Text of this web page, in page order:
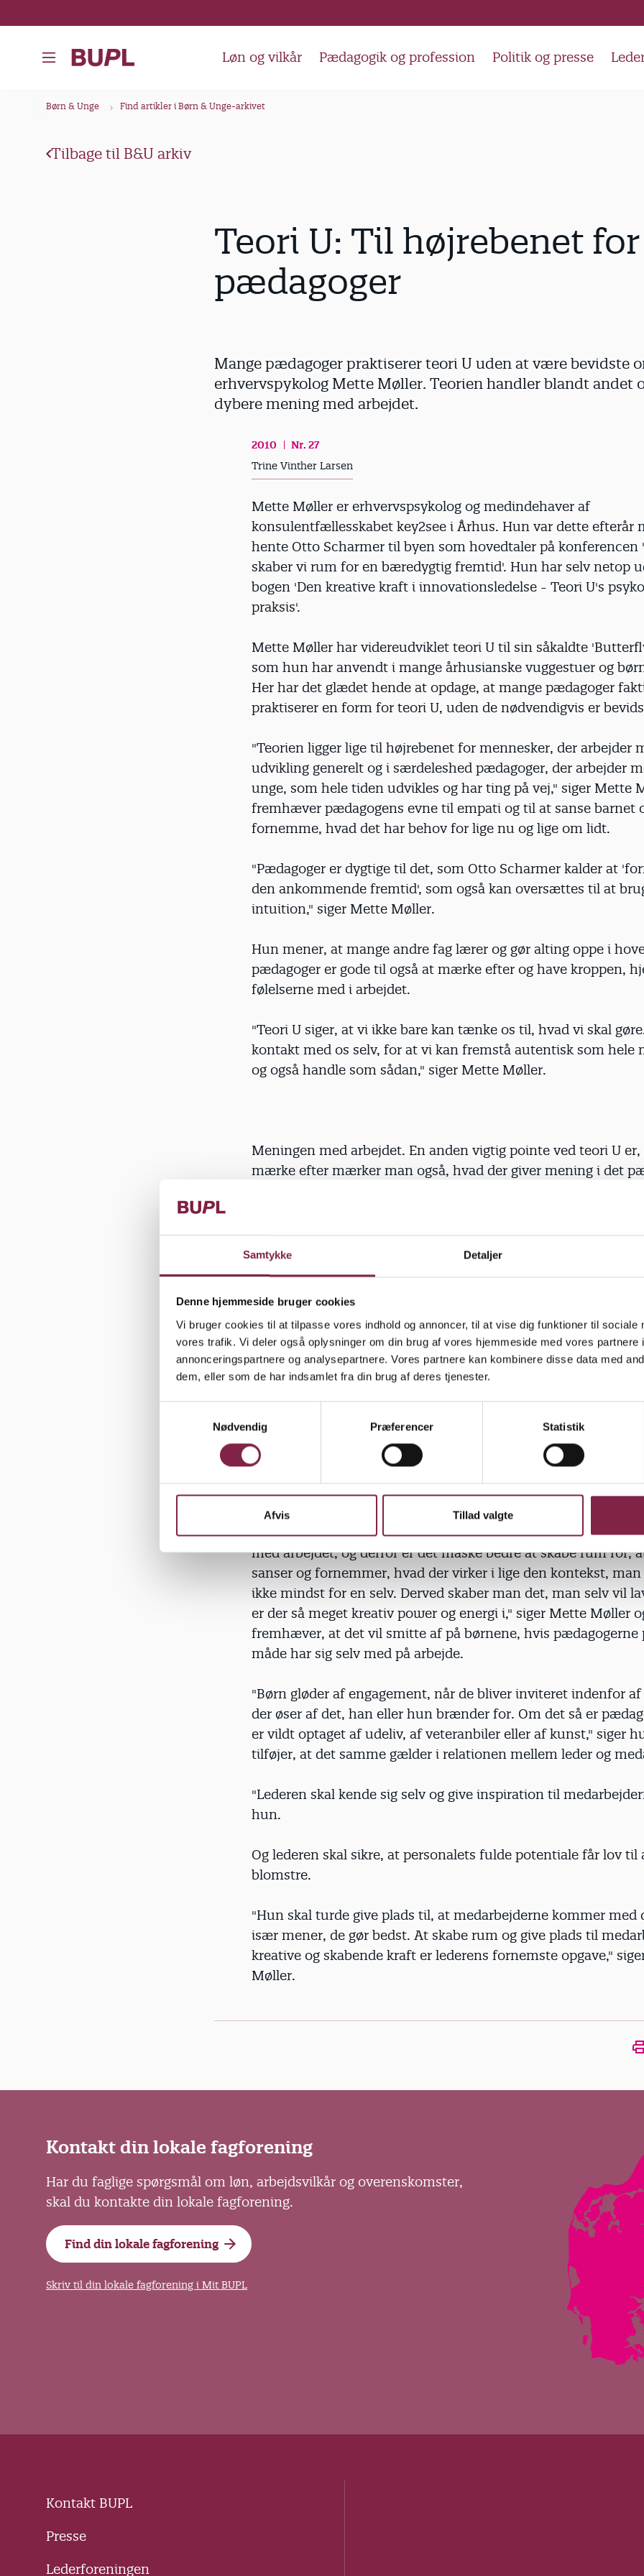
Samtykke Detaljer
Denne hjemmeside bruger cookies
Vi bruger cookies til at tilpasse vores indhold og annoncer, til at vise dig funktioner til sociale
vores trafik. Vi deler også oplysninger om din brug af vores hjemmeside med vores partnere
annonceringspartnere og analysepartnere. Vores partnere kan kombinere disse data med
dem, eller som de har indsamlet fra din brug af deres tjenester.
v
Nødvendig Præferencer Statistik
Afvis Tillad valgte
å
Løn og vilkår Pædagogik og profession Politik og presse
Børn & Unge Find artikler i Børn & Unge-arkivet
Tilbage til B&U arkiv
Teori U: Til højrebenet for
pædagoger
Mange pædagoger praktiserer teori U uden at være bevidste
erhvervspykolog Mette Møller. Teorien handler blandt andet
dybere mening med arbejdet.
2010
Nr. 27
Trine Vinther Larsen
Mette Møller er erhvervspsykolog og medindehaver af
konsulentfællesskabet key2see i Århus. Hun var dette efterår
hente Otto Scharmer til byen som hovedtaler på konferencen
skaber vi rum for en bæredygtig fremtid'. Hun har selv netop
bogen 'Den kreative kraft i innovationsledelse - Teori U's
praksis'.
Mette Møller har videreudviklet teori U til sin såkaldte
som hun har anvendt i mange århusianske vuggestuer og
Her har det glædet hende at opdage, at mange pædagoger
praktiserer en form for teori U, uden de nødvendigvis er
"Teorien ligger lige til højrebenet for mennesker, der arbejder
udvikling generelt og i særdeleshed pædagoger, der arbejder
unge, som hele tiden udvikles og har ting på vej," siger Mette
fremhæver pædagogens evne til empati og til at sanse barnet
fornemme, hvad det har behov for lige nu og lige om lidt.
"Pædagoger er dygtige til det, som Otto Scharmer kalder at
den ankommende fremtid', som også kan oversættes til at
intuition," siger Mette Møller.
Hun mener, at mange andre fag lærer og gør alting oppe i
pædagoger er gode til også at mærke efter og have kroppen,
følelserne med i arbejdet.
"Teori U siger, at vi ikke bare kan tænke os til, hvad vi skal
kontakt med os selv, for at vi kan fremstå autentisk som hele
og også handle som sådan," siger Mette Møller.
Meningen med arbejdet. En anden vigtig pointe ved teori U er,
mærke efter mærker man også, hvad der giver mening i det
"Det er så vigtigt for kreativiteten og motivationen at opleve,
giver mening, men jeg tror, at mange pædagoger i dag oplever
travlt og at skulle løbe så stærkt og leve op til så mange
arbejdet. Teori U er ikke en skruebrækkerteori, der siger, at vi
lade tingene ligge, men den kræver af os, at vi finder ind til
synes er vigtigt, og så må noget andet ryge ud med
Mette Møller.
Hun mener for eksempel, at man i forhold til pædagogiske
skal formulere, hvad man vil arbejde med enkelt og overordnet,
man også skal gøre det for sig selv.
"Man går sukkerkold på planer og politikker, inden man
med arbejdet, og derfor er det måske bedre at skabe rum for,
sanser og fornemmer, hvad der virker i lige den kontekst,
ikke mindst for en selv. Derved skaber man det, man selv vil
er der så meget kreativ power og energi i," siger Mette Møller
fremhæver, at det vil smitte af på børnene, hvis pædagogerne
måde har sig selv med på arbejde.
"Børn gløder af engagement, når de bliver inviteret indenfor af
der øser af det, han eller hun brænder for. Om det så er
er vildt optaget af udeliv, af veteranbiler eller af kunst," siger
tilføjer, at det samme gælder i relationen mellem leder og
"Lederen skal kende sig selv og give inspiration til
hun.
Og lederen skal sikre, at personalets fulde potentiale får lov til
blomstre.
"Hun skal turde give plads til, at medarbejderne kommer med
især mener, de gør bedst. At skabe rum og give plads til
kreative og skabende kraft er lederens fornemste opgave,"
Møller.
Kontakt din lokale fagforening
Har du faglige spørgsmål om løn, arbejdsvilkår og overenskomster,
skal du kontakte din lokale fagforening.
Find din lokale fagforening
Skriv til din lokale fagforening i Mit BUPL
Kontakt BUPL
Presse
Lederforeningen